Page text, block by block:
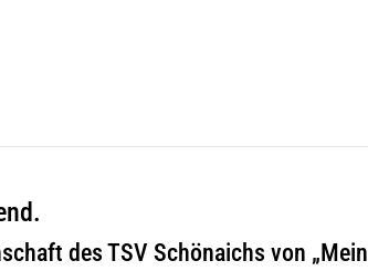
des TSV Schönaichs von „Mein